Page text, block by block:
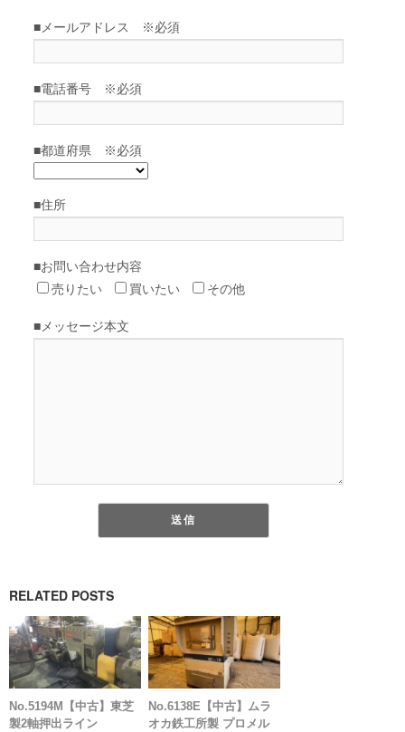
RELATED POSTS
No.5194M【中古】東芝
製2軸押出ライン
No.6138E【中古】ムラ
オカ鉄工所製 プロメル